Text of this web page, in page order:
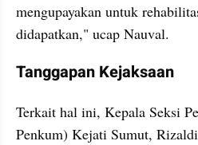
mengupayakan untuk
didapatkan," ucap Nauval.
Tanggapan Kejaksaan
Terkait hal ini, Kepala Seksi
Penkum) Kejati Sumut,